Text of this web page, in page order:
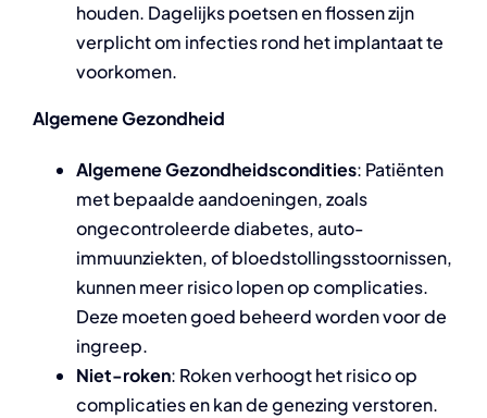
houden. Dagelijks poetsen en flossen zijn
verplicht om infecties rond het implantaat te
voorkomen.
Algemene Gezondheid
Algemene Gezondheidscondities: Patiënten
met bepaalde aandoeningen, zoals
ongecontroleerde diabetes, auto-
immuunziekten, of bloedstollingsstoornissen,
kunnen meer risico lopen op complicaties.
Deze moeten goed beheerd worden voor de
ingreep.
Niet-roken: Roken verhoogt het risico op
complicaties en kan de genezing verstoren.